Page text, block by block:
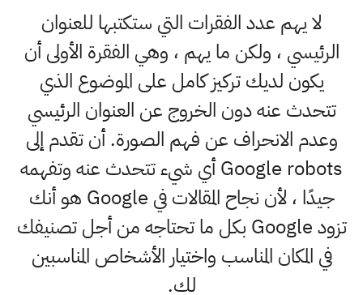
لا يهم عدد الفقرات التي ستكتبها للعنوان
الرئيسي ، ولكن ما يهم ، وهي الفقرة الأولى أن
يكون لديك تركيز كامل على الموضوع الذي
تتحدث عنه دون الخروج عن العنوان الرئيسي
وعدم الانحراف عن فهم الصورة. أن تقدم إلى
Google robots أي شيء تتحدث عنه وتفهمه
جيدًا ، لأن نجاح المقالات في Google هو أنك
تزود Google بكل ما تحتاجه من أجل تصنيفك
في المكان المناسب واختيار الأشخاص المناسبين
لك.